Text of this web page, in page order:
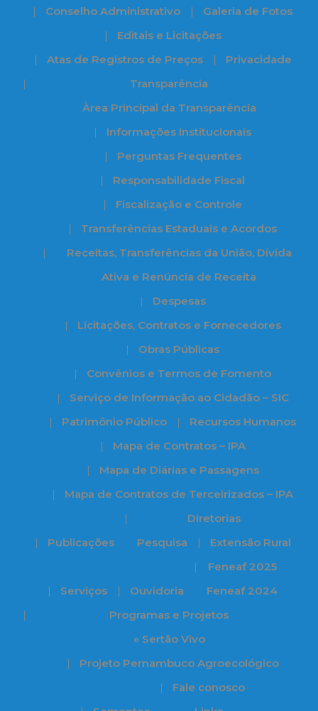
Conselho Administrativo
Galeria de Fotos
Editais e Licitações
Atas de Registros de Preços
Privacidade
Transparência
Àrea Principal da Transparência
Informações Institucionais
Perguntas Frequentes
Responsabilidade Fiscal
Fiscalização e Controle
Transferências Estaduais e Acordos
Receitas, Transferências da União, Dívida
Ativa e Renúncia de Receita
Despesas
Licitações, Contratos e Fornecedores
Obras Públicas
Convênios e Termos de Fomento
Serviço de Informação ao Cidadão – SIC
Patrimônio Público
Recursos Humanos
Mapa de Contratos – IPA
Mapa de Diárias e Passagens
Mapa de Contratos de Terceirizados – IPA
Publicações
Diretorias
Pesquisa
Extensão Rural
Serviços Ouvidoria
Feneaf 2025
Feneaf 2024
Programas e Projetos
» Sertão Vivo
Projeto Pernambuco Agroecológico
Fale conosco